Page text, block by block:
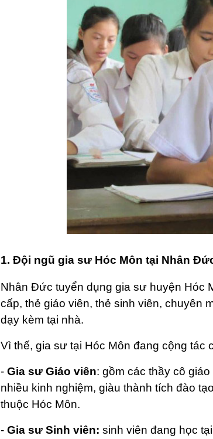
1. Đội ngũ gia sư Hóc Môn tại Nhân
Nhân Đức tuyển dụng gia sư huyện Hóc
cấp, thẻ giáo viên, thẻ sinh viên, chuyên
dạy kèm tại nhà.
Vì thế, gia sư tại Hóc Môn đang cộng
- Gia sư Giáo viên: gồm các thầy cô
nhiều kinh nghiệm, giàu thành tích đào
thuộc Hóc Môn.
- Gia sư Sinh viên: sinh viên đang học